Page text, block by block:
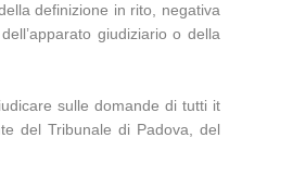
definizione in rito, negativa
giudiziario o della
sulle domande di tutti it
del Tribunale di Padova, del